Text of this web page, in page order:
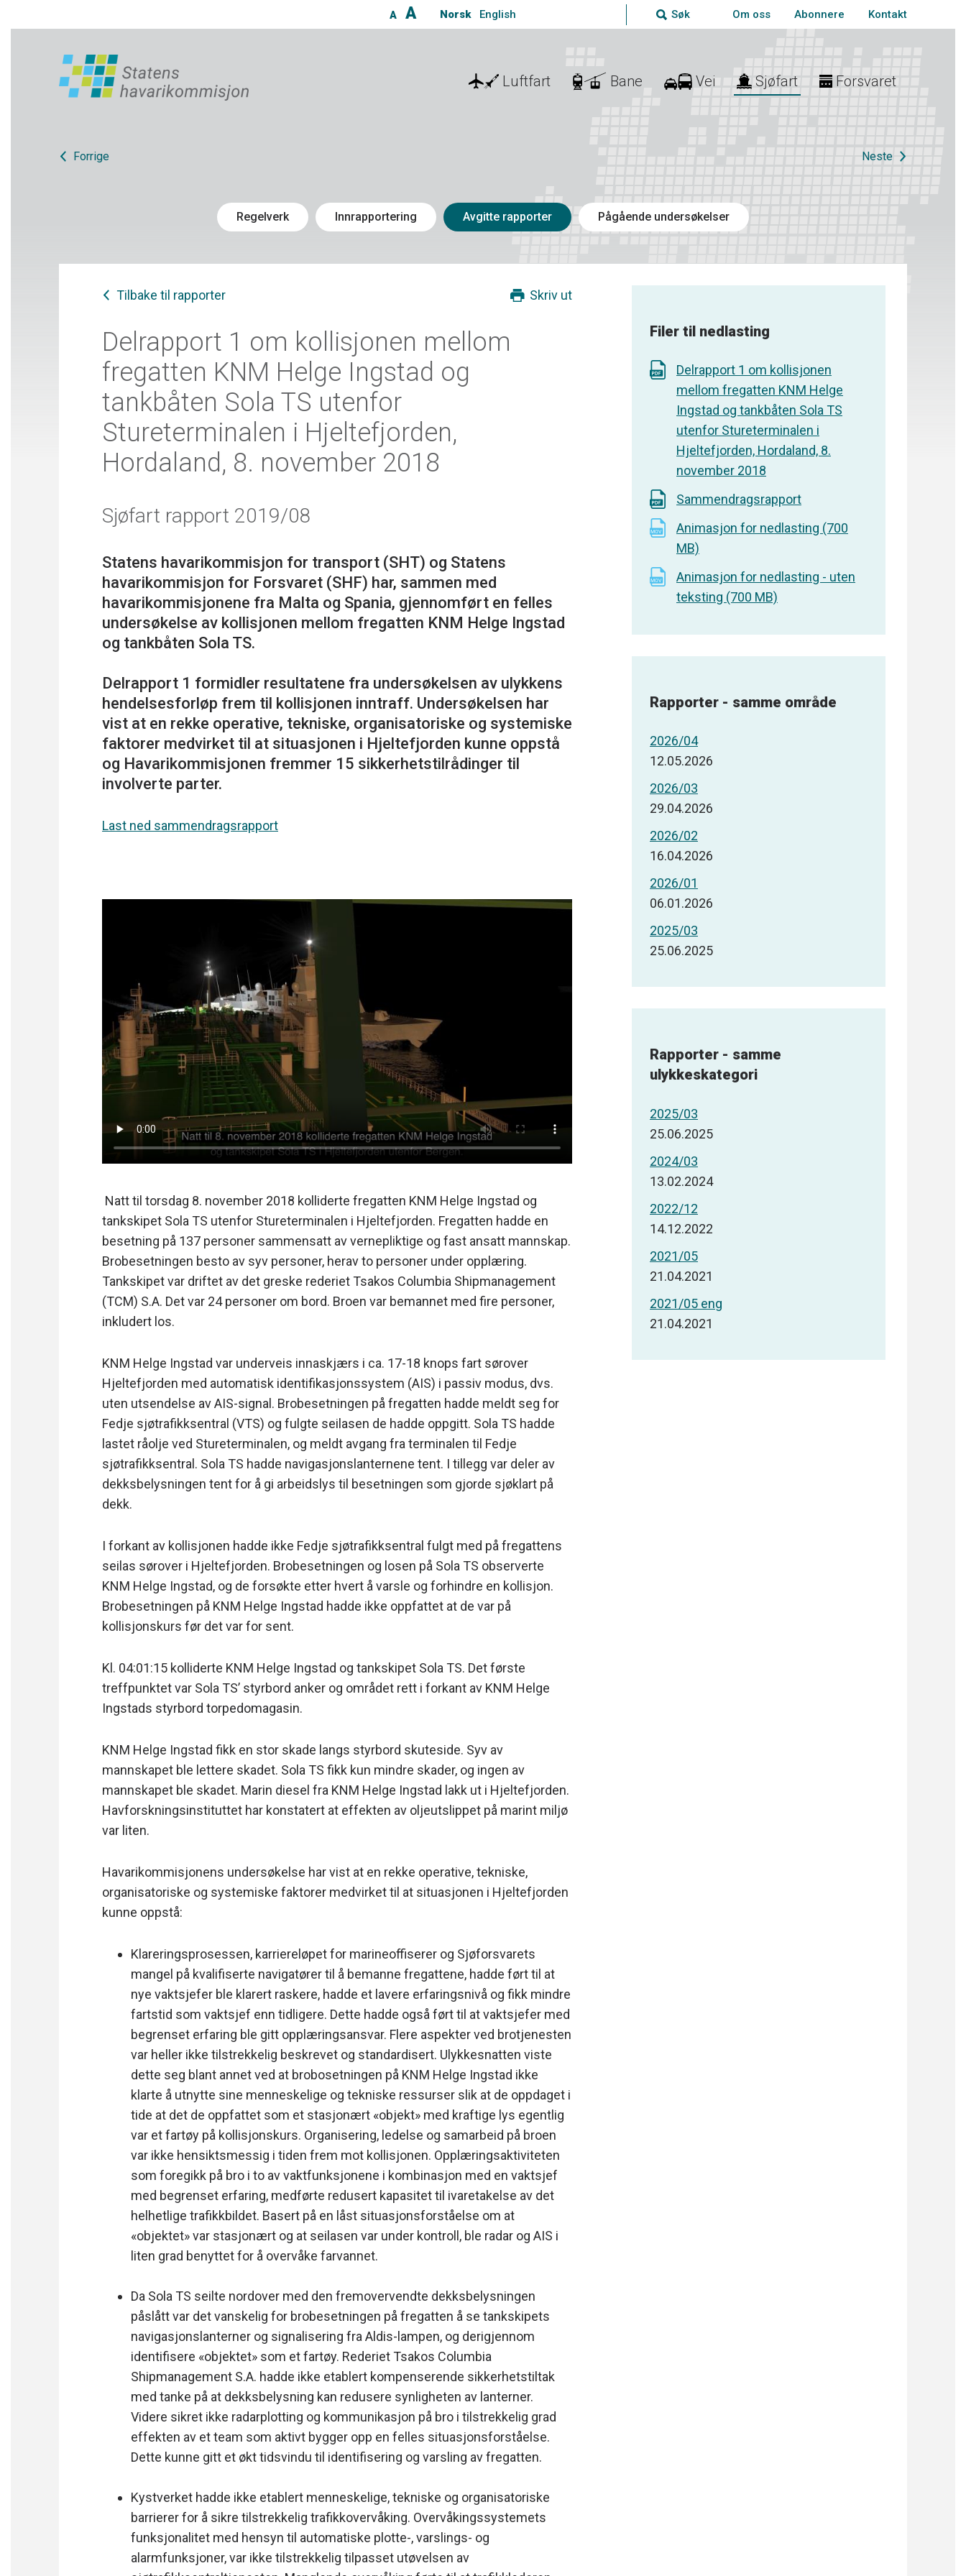
A A Norsk English Søk Om oss Abonnere Kontakt
Luftfart Bane Vei Sjøfart Forsvaret
Forrige Neste
Regelverk Innrapportering Avgitte rapporter Pågående undersøkelser
Tilbake til rapporter Skriv ut
Delrapport 1 om kollisjonen mellom
fregatten KNM Helge Ingstad og
tankbåten Sola TS utenfor
Stureterminalen i Hjeltefjorden,
Hordaland, 8. november 2018
Sjøfart rapport 2019/08
Statens havarikommisjon for transport (SHT) og Statens
havarikommisjon for Forsvaret (SHF) har, sammen med
havarikommisjonene fra Malta og Spania, gjennomført en felles
undersøkelse av kollisjonen mellom fregatten KNM Helge Ingstad
og tankbåten Sola TS.
Delrapport 1 formidler resultatene fra undersøkelsen av ulykkens
hendelsesforløp frem til kollisjonen inntraff. Undersøkelsen har
vist at en rekke operative, tekniske, organisatoriske og systemiske
faktorer medvirket til at situasjonen i Hjeltefjorden kunne oppstå
og Havarikommisjonen fremmer 15 sikkerhetstilrådinger til
Last ned sammendragsrapport
Natt til torsdag 8. november 2018 kolliderte fregatten KNM Helge Ingstad og
tankskipet Sola TS utenfor Stureterminalen i Hjeltefjorden. Fregatten hadde en
besetning på 137 personer sammensatt av vernepliktige og fast ansatt mannskap.
Brobesetningen besto av syv personer, herav to personer under opplæring.
Tankskipet var driftet av det greske rederiet Tsakos Columbia Shipmanagement
(TCM) S.A. Det var 24 personer om bord. Broen var bemannet med fire personer,
inkludert los.
KNM Helge Ingstad var underveis innaskjærs i ca. 17-18 knops fart sørover
Hjeltefjorden med automatisk identifikasjonssystem (AIS) i passiv modus, dvs.
uten utsendelse av AIS-signal. Brobesetningen på fregatten hadde meldt seg for
Fedje sjøtrafikksentral (VTS) og fulgte seilasen de hadde oppgitt. Sola TS hadde
lastet råolje ved Stureterminalen, og meldt avgang fra terminalen til Fedje
sjøtrafikksentral. Sola TS hadde navigasjonslanternene tent. I tillegg var deler av
dekksbelysningen tent for å gi arbeidslys til besetningen som gjorde sjøklart på
dekk.
I forkant av kollisjonen hadde ikke Fedje sjøtrafikksentral fulgt med på fregattens
seilas sørover i Hjeltefjorden. Brobesetningen og losen på Sola TS observerte
KNM Helge Ingstad, og de forsøkte etter hvert å varsle og forhindre en kollisjon.
Brobesetningen på KNM Helge Ingstad hadde ikke oppfattet at de var på
kollisjonskurs før det var for sent.
Kl. 04:01:15 kolliderte KNM Helge Ingstad og tankskipet Sola TS. Det første
treffpunktet var Sola TS’ styrbord anker og området rett i forkant av KNM Helge
Ingstads styrbord torpedomagasin.
KNM Helge Ingstad fikk en stor skade langs styrbord skuteside. Syv av
mannskapet ble lettere skadet. Sola TS fikk kun mindre skader, og ingen av
mannskapet ble skadet. Marin diesel fra KNM Helge Ingstad lakk ut i Hjeltefjorden.
Havforskningsinstituttet har konstatert at effekten av oljeutslippet på marint miljø
var liten.
Havarikommisjonens undersøkelse har vist at en rekke operative, tekniske,
organisatoriske og systemiske faktorer medvirket til at situasjonen i Hjeltefjorden
kunne oppstå:
Klareringsprosessen, karriereløpet for marineoffiserer og Sjøforsvarets
mangel på kvalifiserte navigatører til å bemanne fregattene, hadde ført til at
nye vaktsjefer ble klarert raskere, hadde et lavere erfaringsnivå og fikk mindre
fartstid som vaktsjef enn tidligere. Dette hadde også ført til at vaktsjefer med
begrenset erfaring ble gitt opplæringsansvar. Flere aspekter ved brotjenesten
var heller ikke tilstrekkelig beskrevet og standardisert. Ulykkesnatten viste
dette seg blant annet ved at brobosetningen på KNM Helge Ingstad ikke
klarte å utnytte sine menneskelige og tekniske ressurser slik at de oppdaget i
tide at det de oppfattet som et stasjonært «objekt» med kraftige lys egentlig
var et fartøy på kollisjonskurs. Organisering, ledelse og samarbeid på broen
var ikke hensiktsmessig i tiden frem mot kollisjonen. Opplæringsaktiviteten
som foregikk på bro i to av vaktfunksjonene i kombinasjon med en vaktsjef
med begrenset erfaring, medførte redusert kapasitet til ivaretakelse av det
helhetlige trafikkbildet. Basert på en låst situasjonsforståelse om at
«objektet» var stasjonært og at seilasen var under kontroll, ble radar og AIS i
liten grad benyttet for å overvåke farvannet.
Da Sola TS seilte nordover med den fremovervendte dekksbelysningen
påslått var det vanskelig for brobesetningen på fregatten å se tankskipets
navigasjonslanterner og signalisering fra Aldis-lampen, og derigjennom
identifisere «objektet» som et fartøy. Rederiet Tsakos Columbia
Shipmanagement S.A. hadde ikke etablert kompenserende sikkerhetstiltak
med tanke på at dekksbelysning kan redusere synligheten av lanterner.
Videre sikret ikke radarplotting og kommunikasjon på bro i tilstrekkelig grad
effekten av et team som aktivt bygger opp en felles situasjonsforståelse.
Dette kunne gitt et økt tidsvindu til identifisering og varsling av fregatten.
Kystverket hadde ikke etablert menneskelige, tekniske og organisatoriske
barrierer for å sikre tilstrekkelig trafikkovervåking. Overvåkingssystemets
funksjonalitet med hensyn til automatiske plotte-, varslings- og
alarmfunksjoner, var ikke tilstrekkelig tilpasset utøvelsen av
Filer til nedlasting
Delrapport 1 om kollisjonen
mellom fregatten KNM Helge
Ingstad og tankbåten Sola TS
utenfor Stureterminalen i
Hjeltefjorden, Hordaland, 8.
november 2018
Sammendragsrapport
Animasjon for nedlasting (700
MB)
Animasjon for nedlasting - uten
teksting (700 MB)
Rapporter - samme område
2026/04
12.05.2026
2026/03
29.04.2026
2026/02
16.04.2026
2026/01
06.01.2026
2025/03
25.06.2025
Rapporter - samme
ulykkeskategori
2025/03
25.06.2025
2024/03
13.02.2024
2022/12
14.12.2022
2021/05
21.04.2021
2021/05 eng
21.04.2021